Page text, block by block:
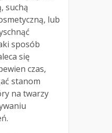
suchą
lub
sposób
się
czas,
stanom
na twarzy